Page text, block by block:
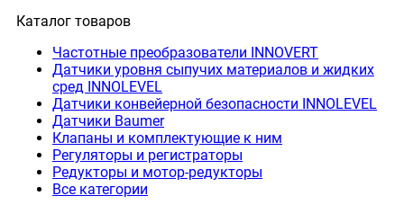
Каталог товаров
Частотные преобразователи INNOVERT
Датчики уровня сыпучих материалов и жидких
сред INNOLEVEL
Датчики конвейерной безопасности INNOLEVEL
Датчики Baumer
Клапаны и комплектующие к ним
Регуляторы и регистраторы
Редукторы и мотор-редукторы
Все категории